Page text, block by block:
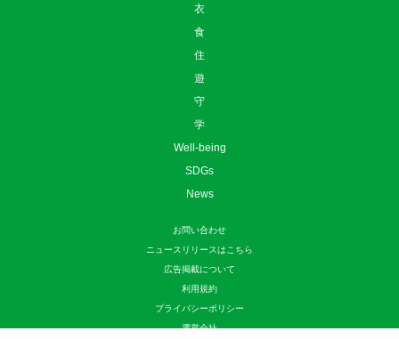
衣
食
住
遊
守
学
Well-being
SDGs
News
お問い合わせ
ニュースリリースはこちら
広告掲載について
利用規約
プライバシーポリシー
運営会社